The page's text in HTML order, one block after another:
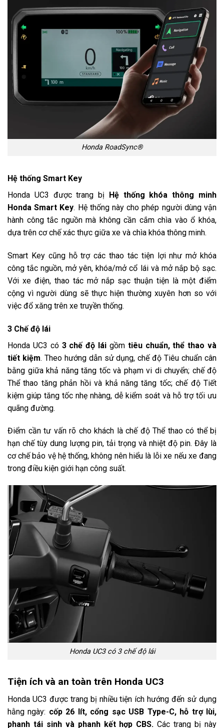
Honda RoadSync®
Hệ thống Smart Key
Honda UC3 được trang bị Hệ thống khóa thông minh
Honda Smart Key. Hệ thống này cho phép người dùng vận
hành công tắc nguồn mà không cần cắm chìa vào ổ khóa,
dựa trên cơ chế xác thực giữa xe và chìa khóa thông minh.
Smart Key cũng hỗ trợ các thao tác tiện lợi như mở khóa
công tắc nguồn, mở yên, khóa/mở cổ lái và mở nắp bộ sạc.
Với xe điện, thao tác mở nắp sạc thuận tiện là một điểm
cộng vì người dùng sẽ thực hiện thường xuyên hơn so với
việc đổ xăng trên xe truyền thống.
3 Chế độ lái
Honda UC3 có 3 chế độ lái gồm tiêu chuẩn, thể thao và
tiết kiệm. Theo hướng dẫn sử dụng, chế độ Tiêu chuẩn cân
bằng giữa khả năng tăng tốc và phạm vi di chuyển; chế độ
Thể thao tăng phản hồi và khả năng tăng tốc; chế độ Tiết
kiệm giúp tăng tốc nhẹ nhàng, dễ kiểm soát và hỗ trợ tối ưu
quãng đường.
Điểm cần tư vấn rõ cho khách là chế độ Thể thao có thể bị
hạn chế tùy dung lượng pin, tải trọng và nhiệt độ pin. Đây là
cơ chế bảo vệ hệ thống, không nên hiểu là lỗi xe nếu xe đang
trong điều kiện giới hạn công suất.
Honda UC3 có 3 chế độ lái
Tiện ích và an toàn trên Honda UC3
Honda UC3 được trang bị nhiều tiện ích hướng đến sử dụng
hằng ngày: cốp 26 lít, cổng sạc USB Type-C, hỗ trợ lùi,
phanh tái sinh và phanh kết hợp CBS. Các trang bị này